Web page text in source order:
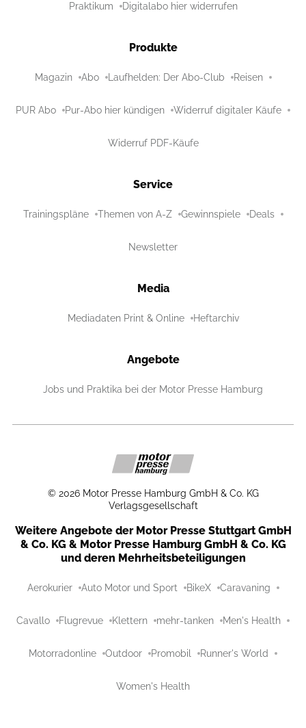
Praktikum Digitalabo hier widerrufen
Produkte
Magazin Abo Laufhelden: Der Abo-Club Reisen
PUR Abo Pur-Abo hier kündigen Widerruf digitaler Käufe
Widerruf PDF-Käufe
Service
Trainingspläne Themen von A-Z Gewinnspiele Deals
Newsletter
Media
Mediadaten Print & Online Heftarchiv
Angebote
Jobs und Praktika bei der Motor Presse Hamburg
© 2026 Motor Presse Hamburg GmbH & Co. KG
Verlagsgesellschaft
Weitere Angebote der Motor Presse Stuttgart GmbH
& Co. KG & Motor Presse Hamburg GmbH & Co. KG
und deren Mehrheitsbeteiligungen
Aerokurier Auto Motor und Sport BikeX Caravaning
Cavallo Flugrevue Klettern mehr-tanken Men's Health
Motorradonline Outdoor Promobil Runner's World
Women's Health